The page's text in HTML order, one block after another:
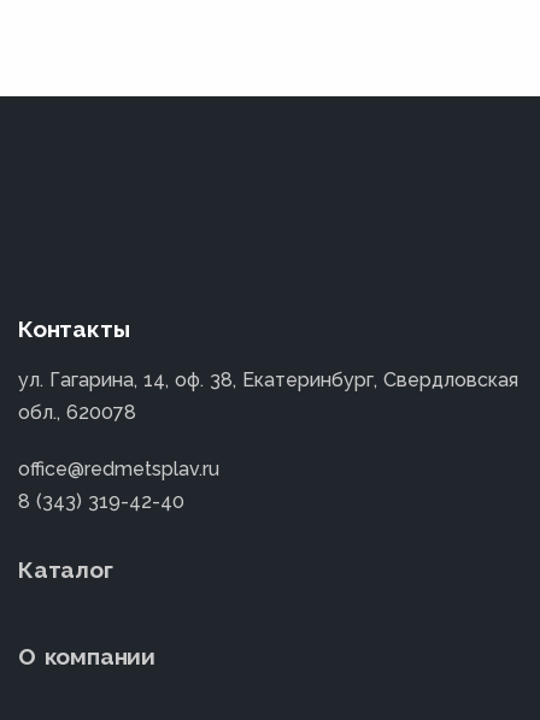
Контакты
ул. Гагарина, 14, оф. 38, Екатеринбург, Свердловская
обл., 620078
office@redmetsplav.ru
8 (343) 319-42-40
Каталог
О компании